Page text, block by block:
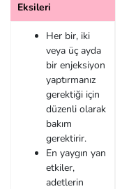
Eksileri
Her bir, iki
veya üç ayda
bir enjeksiyon
yaptırmanız
gerektiği için
düzenli olarak
bakım
gerektirir.
En yaygın yan
etkiler,
adetlerin